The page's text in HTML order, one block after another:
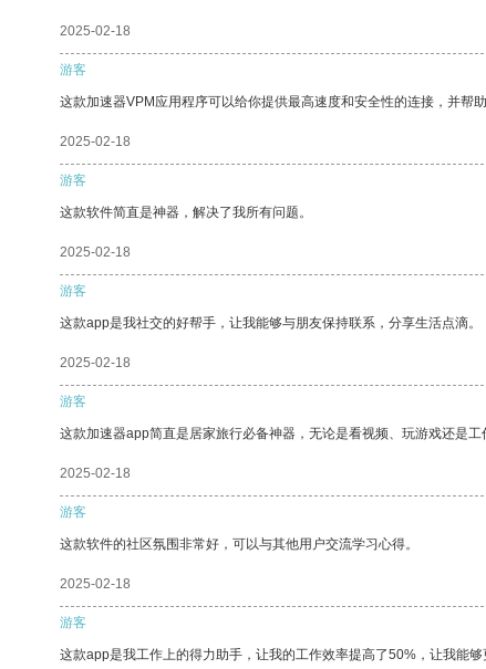
2025-02-18
游客
这款加速器VPM应用程序可以给你提供最高速度和安全性的连接，并帮
2025-02-18
游客
这款软件简直是神器，解决了我所有问题。
2025-02-18
游客
这款app是我社交的好帮手，让我能够与朋友保持联系，分享生活点滴。
2025-02-18
游客
这款加速器app简直是居家旅行必备神器，无论是看视频、玩游戏还是
2025-02-18
游客
这款软件的社区氛围非常好，可以与其他用户交流学习心得。
2025-02-18
游客
这款app是我工作上的得力助手，让我的工作效率提高了50%，让我能够